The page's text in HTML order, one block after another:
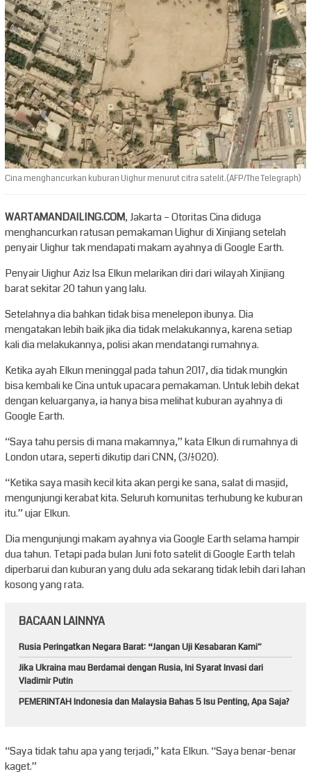
Cina menghancurkan kuburan Uighur menurut citra satelit.(AFP/The Telegraph)
WARTAMANDAILING.COM, Jakarta – Otoritas Cina diduga
menghancurkan ratusan pemakaman Uighur di Xinjiang setelah
penyair Uighur tak mendapati makam ayahnya di Google Earth.
Penyair Uighur Aziz Isa Elkun melarikan diri dari wilayah Xinjiang
barat sekitar 20 tahun yang lalu.
Setelahnya dia bahkan tidak bisa menelepon ibunya. Dia
mengatakan lebih baik jika dia tidak melakukannya, karena setiap
kali dia melakukannya, polisi akan mendatangi rumahnya.
Ketika ayah Elkun meninggal pada tahun 2017, dia tidak mungkin
bisa kembali ke Cina untuk upacara pemakaman. Untuk lebih dekat
dengan keluarganya, ia hanya bisa melihat kuburan ayahnya di
Google Earth.
“Saya tahu persis di mana makamnya,” kata Elkun di rumahnya di
London utara, seperti dikutip dari CNN, (3/1/2020).
“Ketika saya masih kecil kita akan pergi ke sana, salat di masjid,
mengunjungi kerabat kita. Seluruh komunitas terhubung ke kuburan
itu.” ujar Elkun.
Dia mengunjungi makam ayahnya via Google Earth selama hampir
dua tahun. Tetapi pada bulan Juni foto satelit di Google Earth telah
diperbarui dan kuburan yang dulu ada sekarang tidak lebih dari lahan
kosong yang rata.
BACAAN LAINNYA
Rusia Peringatkan Negara Barat: “Jangan Uji Kesabaran Kami”
Jika Ukraina mau Berdamai dengan Rusia, Ini Syarat Invasi dari
Vladimir Putin
PEMERINTAH Indonesia dan Malaysia Bahas 5 Isu Penting, Apa Saja?
“Saya tidak tahu apa yang terjadi,” kata Elkun. “Saya benar-benar
kaget.”